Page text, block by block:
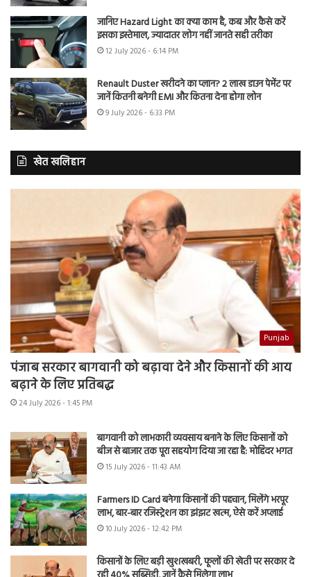
जानिए Hazard Light का क्या काम है, कब और कैसे करें
इसका इस्तेमाल, ज्यादातर लोग नहीं जानते सही तरीका
12 July 2026 - 6:14 PM
Renault Duster खरीदने का प्लान? 2 लाख डाउन पेमेंट पर
जानें कितनी बनेगी EMI और कितना देना होगा लोन
9 July 2026 - 6:33 PM
खेत खलिहान
Punjab
पंजाब सरकार बागवानी को बढ़ावा देने और किसानों की आय
बढ़ाने के लिए प्रतिबद्ध
24 July 2026 - 1:45 PM
बागवानी को लाभकारी व्यवसाय बनाने के लिए किसानों को
बीज से बाजार तक पूरा सहयोग दिया जा रहा है: मोहिंदर भगत
15 July 2026 - 11:43 AM
Farmers ID Card बनेगा किसानों की पहचान, मिलेंगे भरपूर
लाभ, बार-बार रजिस्ट्रेशन का झंझट खत्म, ऐसे करें अप्लाई
10 July 2026 - 12:42 PM
किसानों के लिए बड़ी खुशखबरी, फूलों की खेती पर सरकार दे